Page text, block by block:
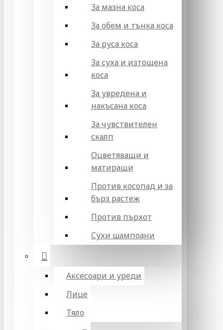
За мазна коса
За обем и тънка коса
За руса коса
За суха и изтощена
коса
За увредена и
накъсана коса
За чувствителен
скалп
Оцветяващи и
матиращи
Против косопад и за
бърз растеж
Против пърхот
Сухи шампоани
Аксесоари и уреди
Лице
Тяло